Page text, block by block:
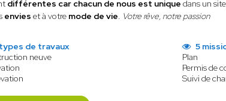
différentes car chacun de nous est unique dans un
envieset à votre mode de vie. Votre rêve, notre passion
de travaux
neuve
5
Plan
Permis de
Suivi de